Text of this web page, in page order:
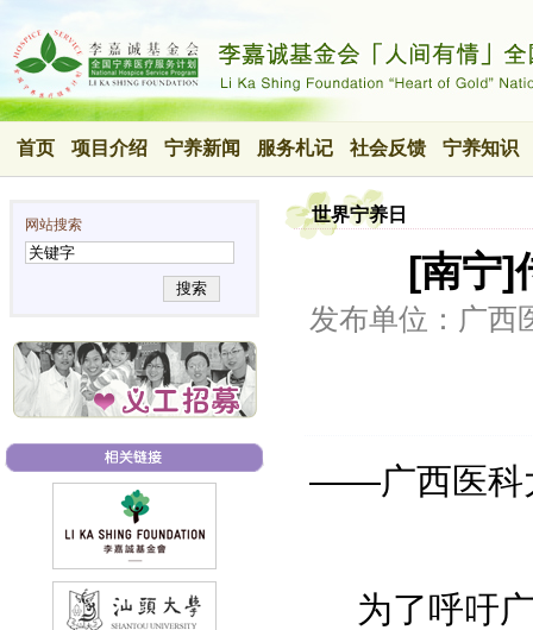
首页 项目介绍 宁养新闻 服务札记 社会反馈 宁养知识
网站搜索
搜索
世界宁养日
[南宁]
发布单位：广西
——广西医科
为了呼吁广